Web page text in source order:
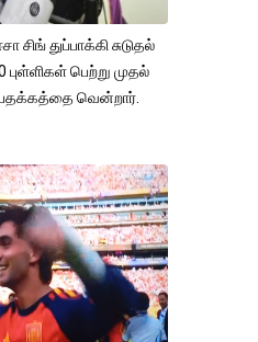
துப்பாக்கி சுடுதல்
புள்ளிகள் பெற்று முதல்
வென்றார்.